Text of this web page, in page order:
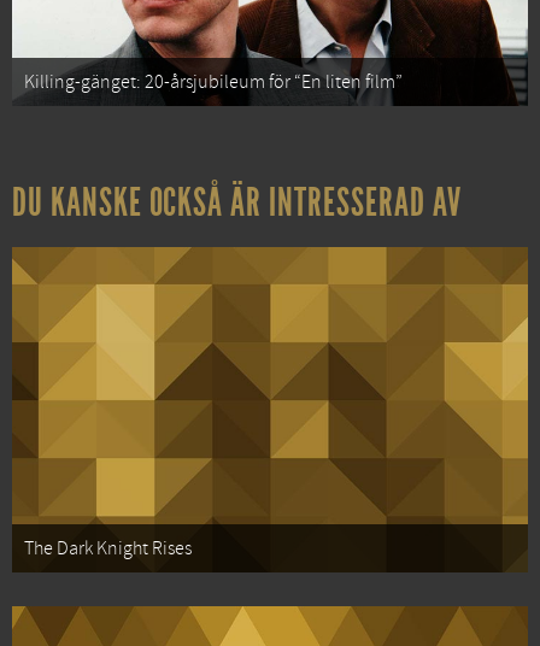
Killing-gänget: 20-årsjubileum för “En liten film”
DU KANSKE OCKSÅ ÄR INTRESSERAD AV
The Dark Knight Rises